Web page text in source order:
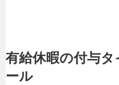
有給休暇の付与
ール